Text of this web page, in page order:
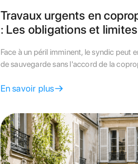
Travaux urgents en
: Les obligations et
Face à un péril imminent, le syndic peut
de sauvegarde sans l'accord de la
En savoir plus